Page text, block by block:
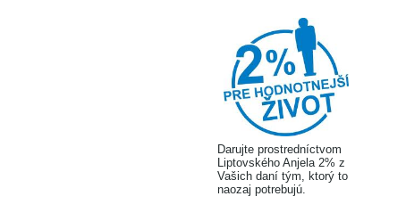
Darujte prostredníctvom
Liptovského Anjela 2% z
Vašich daní tým, ktorý to
naozaj potrebujú.